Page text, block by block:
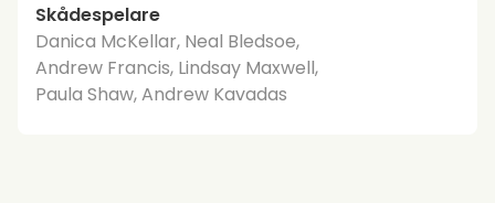
Skådespelare
Danica McKellar, Neal Bledsoe,
Andrew Francis, Lindsay Maxwell,
Paula Shaw, Andrew Kavadas